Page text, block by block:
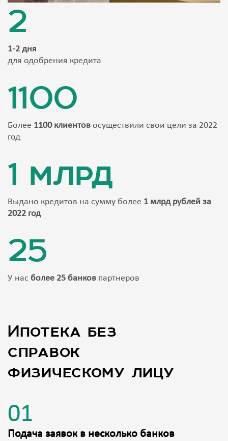
2
1-2 дня
для одобрения кредита
1100
Более 1100 клиентов осуществили свои цели за 2022
год
1 млрд
Выдано кредитов на сумму более 1 млрд рублей за
2022 год
25
У нас более 25 банков партнеров
Ипотека без
справок
физическому лицу
01
Подача заявок в несколько банков